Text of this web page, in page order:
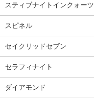
スティブナイトインクォーツ
スピネル
セイクリッドセブン
セラフィナイト
ダイアモンド